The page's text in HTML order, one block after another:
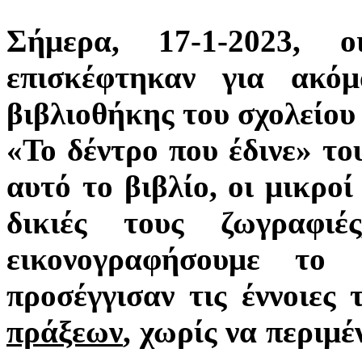
Σήμερα, 17-1-2023,
επισκέφτηκαν για
βιβλιοθήκης του
«Το δέντρο που έδινε»
αυτό το βιβλίο, οι
δικιές τους
εικονογραφήσουμε το
προσέγγισαν τις
πράξεων, χωρίς να